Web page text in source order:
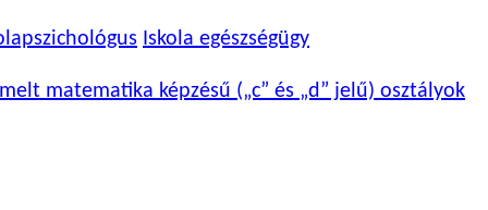
Iskola egészségügy
matematika képzésű („c” és „d” jelű) osztályok